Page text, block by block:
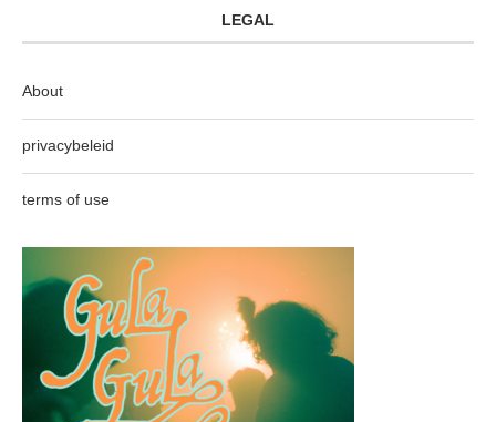
LEGAL
About
privacybeleid
terms of use